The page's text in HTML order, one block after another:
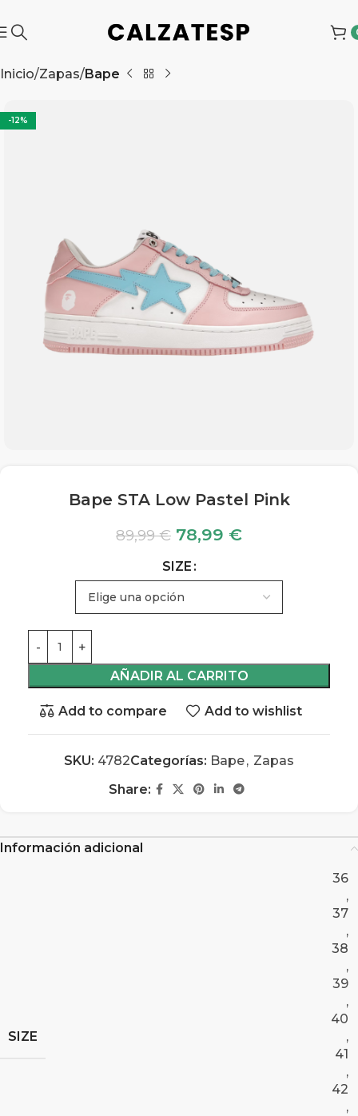
Inicio Zapas Bape
-12%
Bape STA Low Pastel Pink
89,99€ 78,99 €
SIZE
AÑADIR AL CARRITO
Add to compare Add to wishlist
SKU: 4782Categorías: Bape, Zapas
Share:
Información adicional
SIZE
36
,
37
,
38
,
39
,
40
,
41
,
42
,